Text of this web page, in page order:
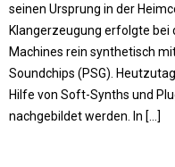
seinen Ursprung in der
Klangerzeugung erfolgte bei
Machines rein synthetisch
Soundchips (PSG).
Hilfe von Soft-Synths und
nachgebildet werden. In […]